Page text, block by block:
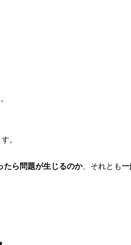
。
たら問題が生じるのか、それとも